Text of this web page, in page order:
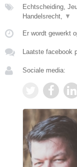
Echtscheiding,
Handelsrecht, ▼
Er wordt gewerkt
Laatste facebook
Sociale media: